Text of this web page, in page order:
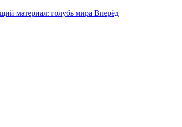
материал: голубь мира Вперёд